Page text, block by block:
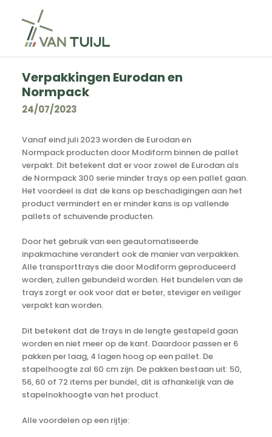
Verpakkingen Eurodan en
Normpack
24/07/2023
Vanaf eind juli 2023 worden de Eurodan en
Normpack producten door Modiform binnen de pallet
verpakt. Dit betekent dat er voor zowel de Eurodan als
de Normpack 300 serie minder trays op een pallet gaan.
Het voordeel is dat de kans op beschadigingen aan het
product vermindert en er minder kans is op vallende
pallets of schuivende producten.
Door het gebruik van een geautomatiseerde
inpakmachine verandert ook de manier van verpakken.
Alle transporttrays die door Modiform geproduceerd
worden, zullen gebundeld worden. Het bundelen van de
trays zorgt er ook voor dat er beter, steviger en veiliger
verpakt kan worden.
Dit betekent dat de trays in de lengte gestapeld gaan
worden en niet meer op de kant. Daardoor passen er 6
pakken per laag, 4 lagen hoog op een pallet. De
stapelhoogte zal 60 cm zijn. De pakken bestaan uit: 50,
56, 60 of 72 items per bundel, dit is afhankelijk van de
stapelnokhoogte van het product.
Alle voordelen op een rijtje: